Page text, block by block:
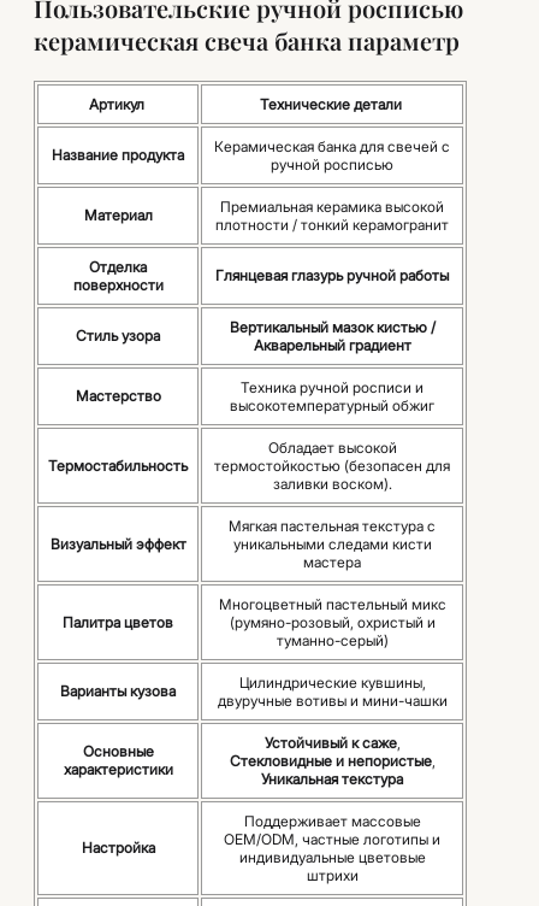
Пользовательские ручной росписью
керамическая свеча банка параметр
Артикул Технические детали
Название продукта
Керамическая банка для свечей с
ручной росписью
Материал
Премиальная керамика высокой
плотности / тонкий керамогранит
Отделка
поверхности
Глянцевая глазурь ручной работы
Стиль узора
Вертикальный мазок кистью /
Акварельный градиент
Мастерство
Техника ручной росписи и
высокотемпературный обжиг
Термостабильность
Обладает высокой
термостойкостью (безопасен для
заливки воском).
Визуальный эффект
Мягкая пастельная текстура с
уникальными следами кисти
мастера
Палитра цветов
Многоцветный пастельный микс
(румяно-розовый, охристый и
туманно-серый)
Варианты кузова
Цилиндрические кувшины,
двуручные вотивы и мини-чашки
Основные
характеристики
Устойчивый к саже,
Стекловидные и непористые,
Уникальная текстура
Настройка
Поддерживает массовые
OEM/ODM, частные логотипы и
индивидуальные цветовые
штрихи